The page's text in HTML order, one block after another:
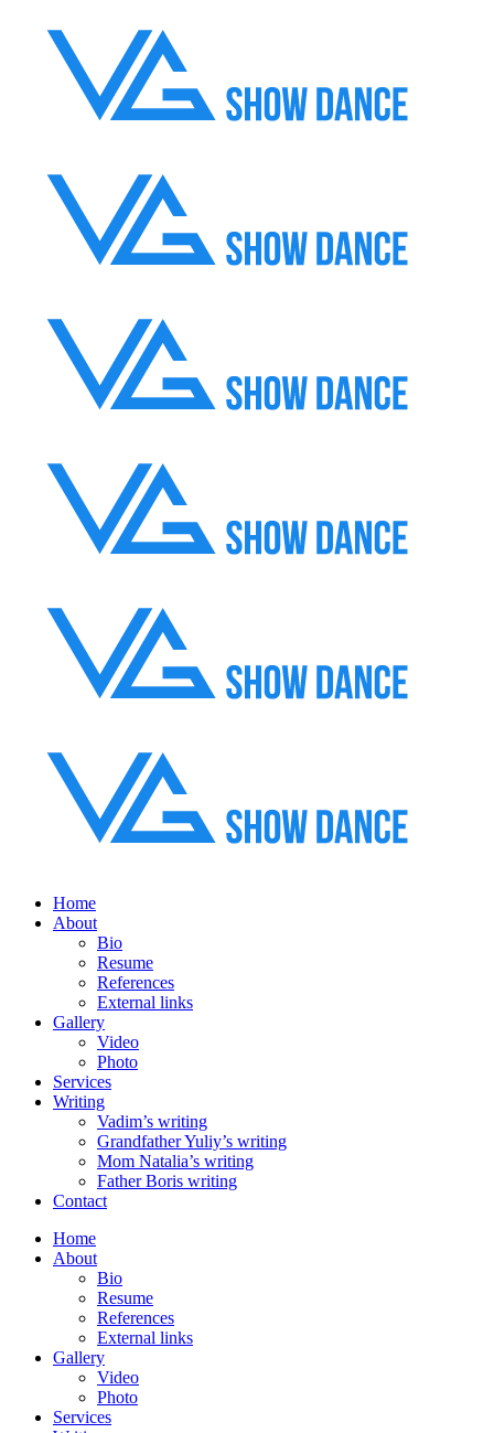
Home
About
Bio
Resume
References
External links
Gallery
Video
Photo
Services
Writing
Vadim’s writing
Grandfather Yuliy’s writing
Mom Natalia’s writing
Father Boris writing
Contact
Home
About
Bio
Resume
References
External links
Gallery
Video
Photo
Services